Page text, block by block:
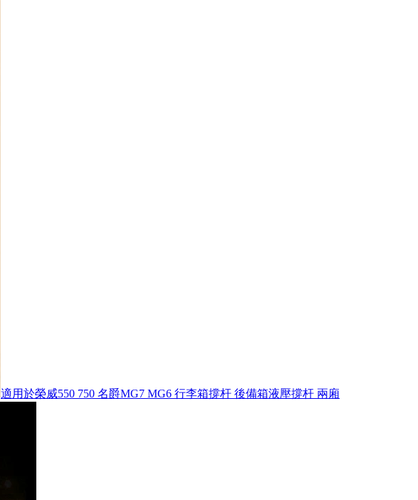
適用於榮威550 750 名爵MG7 MG6 行李箱撐杆 後備箱液壓撐杆 兩廂